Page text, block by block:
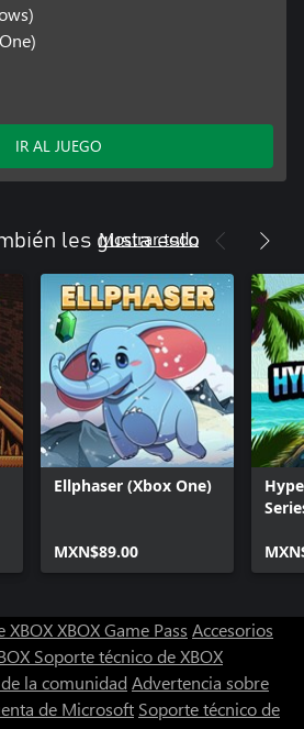
IR AL JUEGO
les gusta esto
Mostrar todo
Ellphaser (Xbox One)
MXN$89.00
XBOXXBOX Game Pass Accesorios
Soporte técnico de XBOX
la comunidad Advertencia sobre
de Microsoft Soporte técnico de